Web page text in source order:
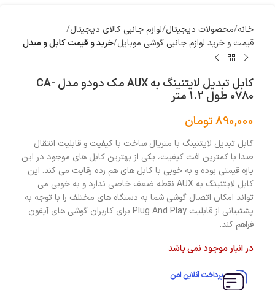
خانه محصولات دیجیتال لوازم جانبی کالای دیجیتال
قیمت و خرید لوازم جانبی گوشی موبایل خرید و قیمت کابل و مبدل
کابل تبدیل لایتنینگ به AUX مک دودو مدل CA-
0780 طول 1.2 متر
890,000تومان
کابل تبدیل لایتنینگ با متریال ساخت با کیفیت و قابلیت انتقال
صدا با کمترین افت کیفیت، یکی از بهترین کابل های موجود در این
بازه قیمتی بوده و به خوبی با کابل های هم رده رقابت می کند. این
کابل لایتنینگ به AUX نقطه ضعف خاصی ندارد و به خوبی می
تواند امکان اتصال گوشی شما به دستگاه های مختلف را با توجه به
پشتیبانی از قابلیت Plug And Play برای کاربران گوشی های آیفون
فراهم کند.
در انبار موجود نمی باشد
پرداخت آنلاین امن